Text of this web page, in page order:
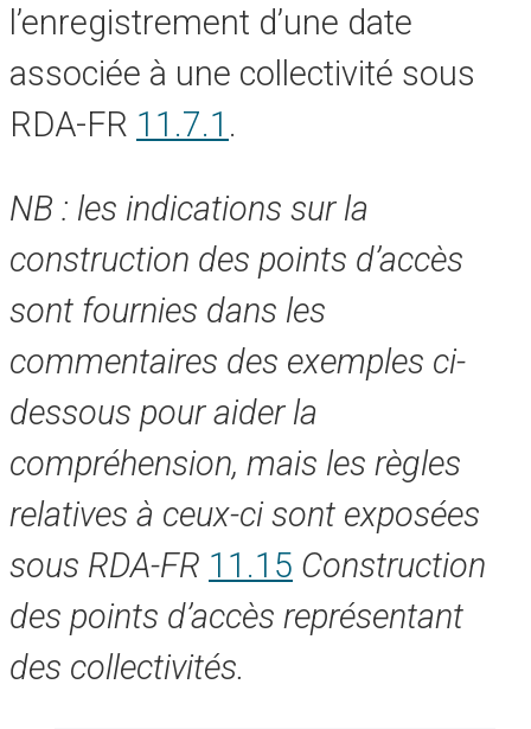
l’enregistrement d’une date
associée à une collectivité sous
RDA-FR 11.7.1 .
NB : les indications sur la
construction des points d’accès
sont fournies dans les
commentaires des exemples ci-
dessous pour aider la
compréhension, mais les règles
relatives à ceux-ci sont exposées
sous RDA-FR 11.15 Construction
des points d’accès représentant
des collectivités.